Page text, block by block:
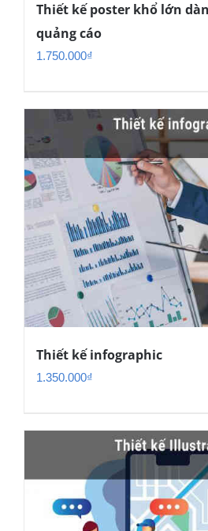
Thiết kế poster khổ lớn
quảng cáo
1.750.000₫
Thiết kế infographic
1.350.000₫